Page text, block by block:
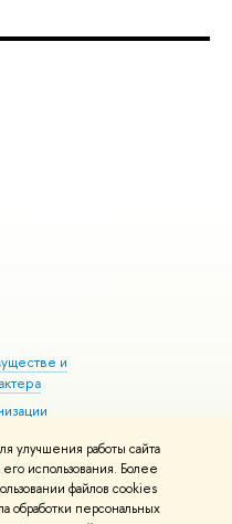
улучшения работы сайта
использования. Более
файлов cookies
обработки персональных
и
здоровья